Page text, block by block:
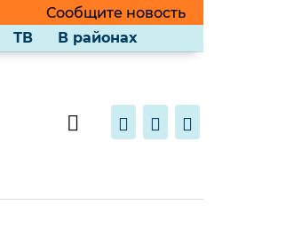
Сообщите новость
ТВ В районах